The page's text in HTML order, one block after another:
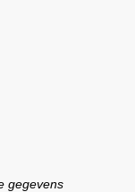
gegevens